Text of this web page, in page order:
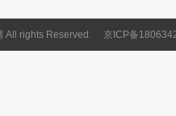
All rights Reserved. 京ICP备